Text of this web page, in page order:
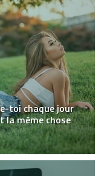
toi chaque jour
la même chose